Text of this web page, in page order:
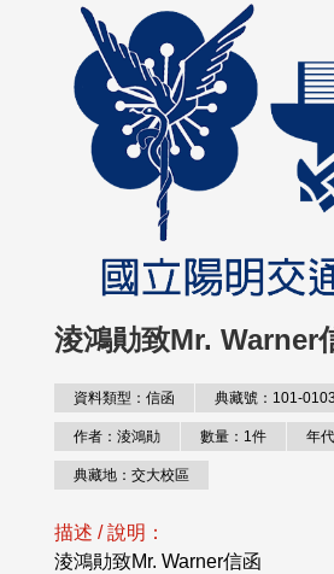
淩鴻勛致Mr. Warner
資料類型：信函 典藏號：101-
作者：淩鴻勛 數量：1件 年
典藏地：交大校區
描述 / 說明：
淩鴻勛致Mr. Warner信函